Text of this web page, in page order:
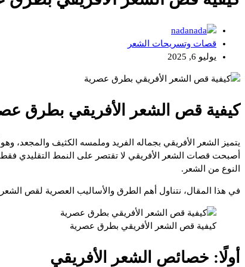
nada
قصات وتسريحات الشعر
يوليو 6, 2025
كيفية قص الشعر الأفريقي بطرق
يتميز الشعر الأفريقي بجماله الفريد وملمسه الكثيف والمجعد،
أصبحت قصات الشعر الأفريقي لا تقتصر على النمط التقليدي
النوع من الشعر.
في هذا المقال، نتناول أهم الطرق والأساليب العصرية لقص
كيفية قص الشعر الأفريقي بطرق عصرية
أولًا: خصائص الشعر الأفريقي